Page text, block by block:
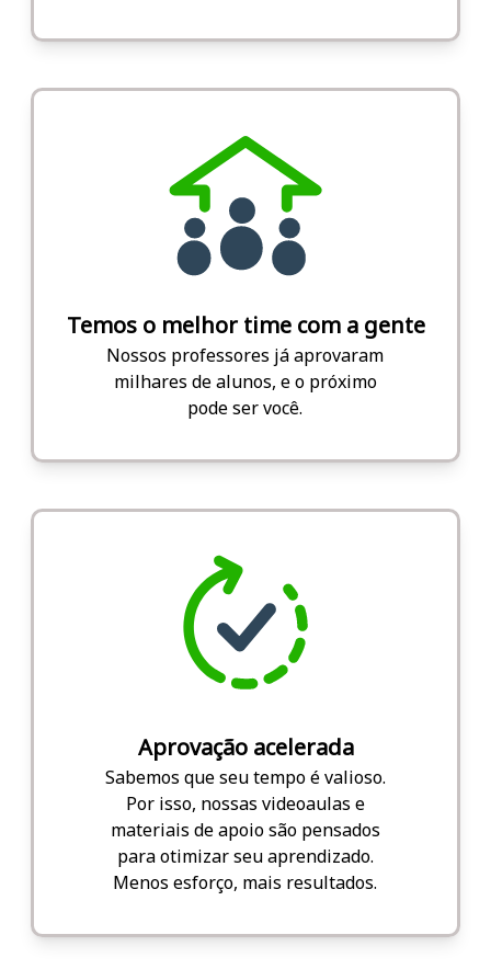
Temos o melhor time com a gente
Nossos professores já aprovaram
milhares de alunos, e o próximo
pode ser você.
Aprovação acelerada
Sabemos que seu tempo é valioso.
Por isso, nossas videoaulas e
materiais de apoio são pensados
para otimizar seu aprendizado.
Menos esforço, mais resultados.